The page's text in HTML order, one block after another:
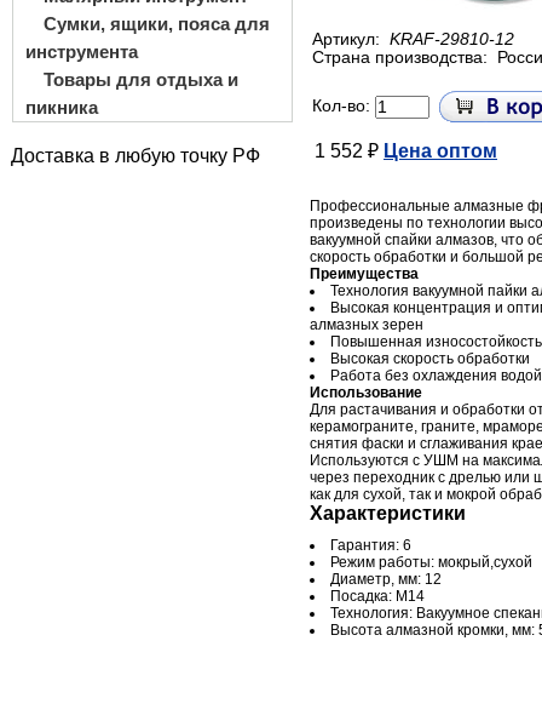
Сумки, ящики, пояса для
инструмента
Товары для отдыха и
пикника
Доставка в любую точку РФ
Артикул: KRAF-29810-12
Страна производства:
Кол-во:
1 552 ₽ Цена оптом
Профессиональные алмазные
произведены по технологии
вакуумной спайки алмазов, что
скорость обработки и большой
Преимущества
Технология вакуумной пайки
Высокая концентрация и
алмазных зерен
Повышенная
Высокая скорость обработки
Работа без охлаждения водой
Использование
Для растачивания и обработки
керамограните, граните,
снятия фаски и сглаживания
Используются с УШМ на
через переходник с дрелью или
как для сухой, так и мокрой
Характеристики
Гарантия: 6
Режим работы: мокрый,сухой
Диаметр, мм: 12
Посадка: М14
Технология: Вакуумное
Высота алмазной кромки, мм: